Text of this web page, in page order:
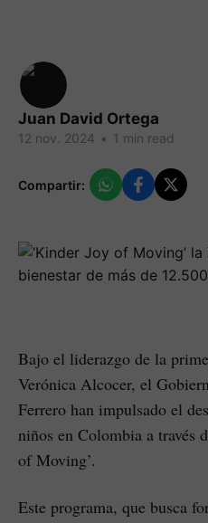
Juan David Ortega
12 nov. 2024 • 1 min read
Compartir:
Bajo el liderazgo de la
Verónica Alcocer, el
Ferrero han impulsado el
niños en Colombia a través
of Moving’.
Este programa, que busca